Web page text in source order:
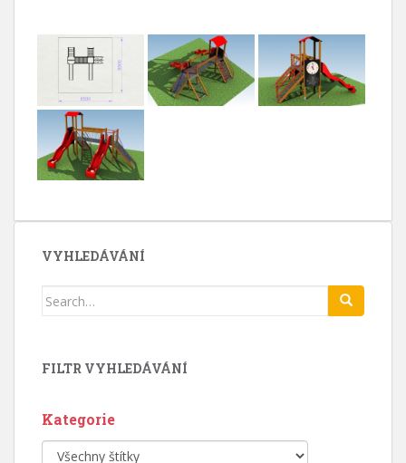
VYHLEDÁVÁNÍ
Search
FILTR VYHLEDÁVÁNÍ
Kategorie